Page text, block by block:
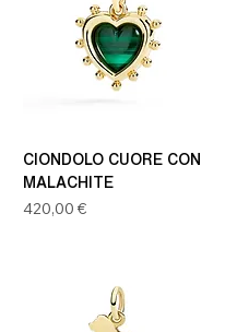
CIONDOLO CUORE CON
MALACHITE
Prezzo
420,00 €